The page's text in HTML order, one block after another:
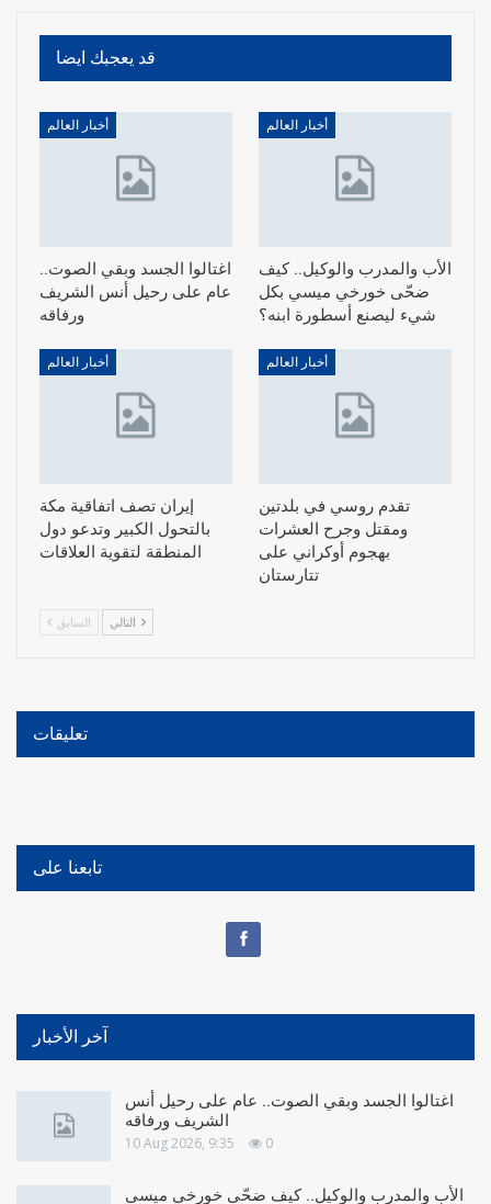
قد يعجبك ايضا
أخبار العالم
اغتالوا الجسد وبقي الصوت..
عام على رحيل أنس الشريف
ورفاقه
أخبار العالم
الأب والمدرب والوكيل.. كيف
ضحّى خورخي ميسي بكل
شيء ليصنع أسطورة ابنه؟
أخبار العالم
إيران تصف اتفاقية مكة
بالتحول الكبير وتدعو دول
المنطقة لتقوية العلاقات
أخبار العالم
تقدم روسي في بلدتين
ومقتل وجرح العشرات
بهجوم أوكراني على
تتارستان
السابق
تعليقات
تابعنا على
آخر الأخبار
اغتالوا الجسد وبقي الصوت.. عام على رحيل أنس
الشريف ورفاقه
10 Aug 2026, 9:35 0
الأب والمدرب والوكيل.. كيف ضحّى خورخي ميسي